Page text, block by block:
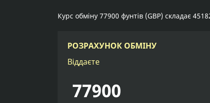
Курс обміну 77900 фунтів (GBP) складає
РОЗРАХУНОК ОБМІНУ
Віддаєте